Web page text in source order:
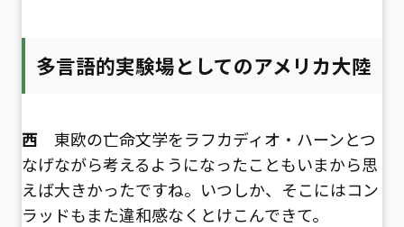
多言語的実験場としてのアメリカ大陸
西東欧の亡命文学をラフカディオ・ハーンとつ
なげながら考えるようになったこともいまから思
えば大きかったですね。いつしか、そこにはコン
ラッドもまた違和感なくとけこんできて。